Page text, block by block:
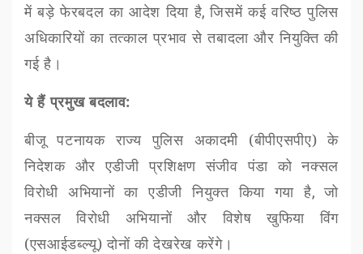
में बड़े फेरबदल का आदेश दिया है,जिसमें कई वरिष्ठ पुलिस
अधिकारियों का तत्काल प्रभाव से तबादला और नियुक्ति की
गई है।
ये हैं प्रमुख बदलाव:
बीजू पटनायक राज्य पुलिस अकादमी (बीपीएसपीए) के
निदेशक और एडीजी प्रशिक्षण संजीव पंडा को नक्सल
विरोधी अभियानों का एडीजी नियुक्त किया गया है,जो
नक्सल विरोधी अभियानों और विशेष खुफिया विंग
(एसआईडब्ल्यू) दोनों की देखरेख करेंगे।